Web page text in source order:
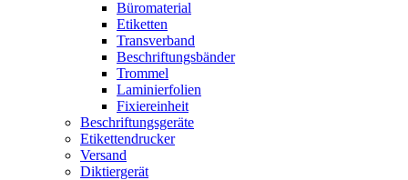
Büromaterial
Etiketten
Transverband
Beschriftungsbänder
Trommel
Laminierfolien
Fixiereinheit
Beschriftungsgeräte
Etikettendrucker
Versand
Diktiergerät